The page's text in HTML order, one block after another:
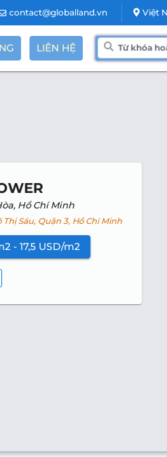
contact@globalland.vn Việt
LIÊN HỆ
Hồ Chí Minh
Sáu, Quận 3, Hồ Chí Minh
- 17,5 USD/m2